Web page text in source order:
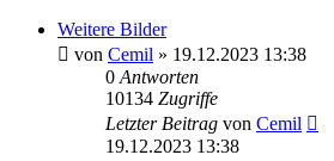
Weitere Bilder
von Cemil » 19.12.2023 13:38
0 Antworten
10134 Zugriffe
Letzter Beitrag von Cemil
19.12.2023 13:38